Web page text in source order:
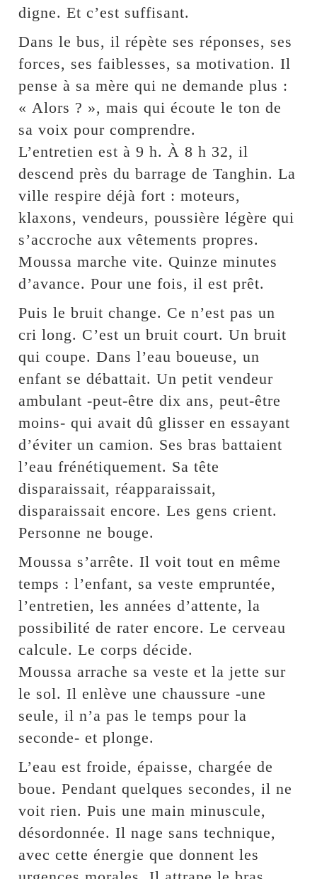
digne. Et c’est suffisant.
Dans le bus, il répète ses réponses, ses
forces, ses faiblesses, sa motivation. Il
pense à sa mère qui ne demande plus :
« Alors ? », mais qui écoute le ton de
sa voix pour comprendre.
L’entretien est à 9 h. À 8 h 32, il
descend près du barrage de Tanghin. La
ville respire déjà fort : moteurs,
klaxons, vendeurs, poussière légère qui
s’accroche aux vêtements propres.
Moussa marche vite. Quinze minutes
d’avance. Pour une fois, il est prêt.
Puis le bruit change. Ce n’est pas un
cri long. C’est un bruit court. Un bruit
qui coupe. Dans l’eau boueuse, un
enfant se débattait. Un petit vendeur
ambulant -peut-être dix ans, peut-être
moins- qui avait dû glisser en essayant
d’éviter un camion. Ses bras battaient
l’eau frénétiquement. Sa tête
disparaissait, réapparaissait,
disparaissait encore. Les gens crient.
Personne ne bouge.
Moussa s’arrête. Il voit tout en même
temps : l’enfant, sa veste empruntée,
l’entretien, les années d’attente, la
possibilité de rater encore. Le cerveau
calcule. Le corps décide.
Moussa arrache sa veste et la jette sur
le sol. Il enlève une chaussure -une
seule, il n’a pas le temps pour la
seconde- et plonge.
L’eau est froide, épaisse, chargée de
boue. Pendant quelques secondes, il ne
voit rien. Puis une main minuscule,
désordonnée. Il nage sans technique,
avec cette énergie que donnent les